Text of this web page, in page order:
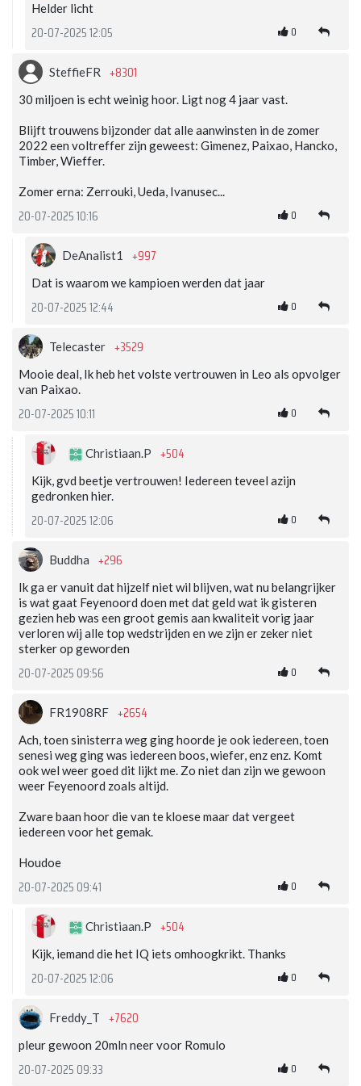
Helder licht
20-07-2025 12:05 0
SteffieFR +8301
30 miljoen is echt weinig hoor. Ligt nog 4 jaar vast.
Blijft trouwens bijzonder dat alle aanwinsten in de zomer
2022 een voltreffer zijn geweest: Gimenez, Paixao, Hancko,
Timber, Wieffer.
Zomer erna: Zerrouki, Ueda, Ivanusec...
20-07-2025 10:16 0
DeAnalist1 +997
Dat is waarom we kampioen werden dat jaar
20-07-2025 12:44 0
Telecaster +3529
Mooie deal, Ik heb het volste vertrouwen in Leo als opvolger
van Paixao.
20-07-2025 10:11 0
Christiaan.P +504
Kijk, gvd beetje vertrouwen! Iedereen teveel azijn
gedronken hier.
20-07-2025 12:06 0
Buddha +296
Ik ga er vanuit dat hijzelf niet wil blijven, wat nu belangrijker
is wat gaat Feyenoord doen met dat geld wat ik gisteren
gezien heb was een groot gemis aan kwaliteit vorig jaar
verloren wij alle top wedstrijden en we zijn er zeker niet
sterker op geworden
20-07-2025 09:56 0
FR1908RF +2654
Ach, toen sinisterra weg ging hoorde je ook iedereen, toen
senesi weg ging was iedereen boos, wiefer, enz enz. Komt
ook wel weer goed dit lijkt me. Zo niet dan zijn we gewoon
weer Feyenoord zoals altijd.
Zware baan hoor die van te kloese maar dat vergeet
iedereen voor het gemak.
Houdoe
20-07-2025 09:41 0
Christiaan.P +504
Kijk, iemand die het IQ iets omhoogkrikt. Thanks
20-07-2025 12:06 0
Freddy_T +7620
pleur gewoon 20mln neer voor Romulo
20-07-2025 09:33 0